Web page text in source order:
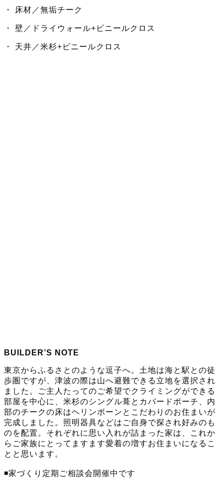
・ 床材／無垢チーク
・ 壁／ドライウォール+ビニールクロス
・ 天井／米杉+ビニールクロス
BUILDER’S NOTE
東京からふるさとのような逗子へ。土地は海と駅との徒
歩圏ですが、津波の際は山へ避難できる立地を選択され
ました。ご主人たってのご希望でクライミングができる
部屋を中心に、米杉のシングル葺とカバードポーチ、内
部のチークの床はヘリンボーンとこだわりのお住まいが
完成しました。照明器具などはご自身で探され好みのも
のを配置。それぞれに思い入れが詰まった家は、これか
らご家族にとってますます愛着の増すお住まいになるこ
とと思います。
◾️家づくり定期ご相談会開催中です